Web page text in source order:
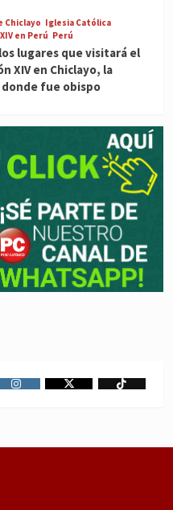
Chiclayo Iglesia Católica
en Perú Perú
lugares que visitará el
XIV en Chiclayo, la
donde fue obispo